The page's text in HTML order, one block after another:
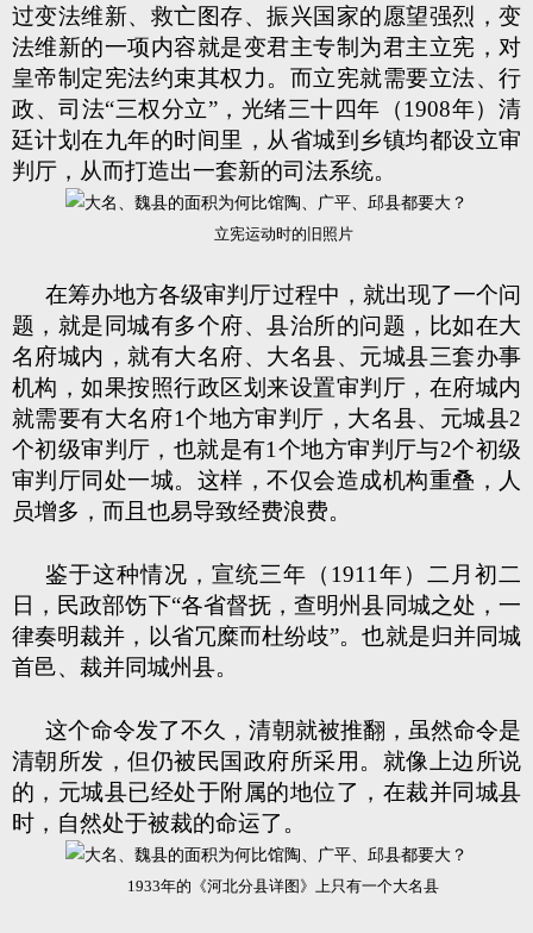
过变法维新、救亡图存、振兴国家的愿望强烈，变
法维新的一项内容就是变君主专制为君主立宪，对
皇帝制定宪法约束其权力。而立宪就需要立法、行
政、司法“三权分立”，光绪三十四年（1908年）清
廷计划在九年的时间里，从省城到乡镇均都设立审
判厅，从而打造出一套新的司法系统。
立宪运动时的旧照片
在筹办地方各级审判厅过程中，就出现了一个问
题，就是同城有多个府、县治所的问题，比如在大
名府城内，就有大名府、大名县、元城县三套办事
机构，如果按照行政区划来设置审判厅，在府城内
就需要有大名府1个地方审判厅，大名县、元城县2
个初级审判厅，也就是有1个地方审判厅与2个初级
审判厅同处一城。这样，不仅会造成机构重叠，人
员增多，而且也易导致经费浪费。
鉴于这种情况，宣统三年（1911年）二月初二
日，民政部饬下“各省督抚，查明州县同城之处，一
律奏明裁并，以省冗糜而杜纷歧”。也就是归并同城
首邑、裁并同城州县。
这个命令发了不久，清朝就被推翻，虽然命令是
清朝所发，但仍被民国政府所采用。就像上边所说
的，元城县已经处于附属的地位了，在裁并同城县
时，自然处于被裁的命运了。
1933年的《河北分县详图》上只有一个大名县